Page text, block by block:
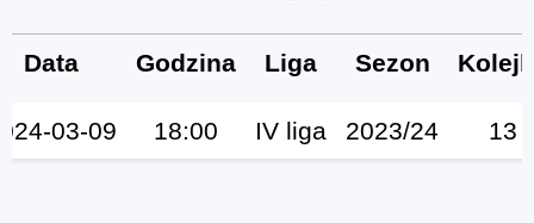
Data Godzina Liga Sezon
03-09 18:00 IV liga 2023/24 13